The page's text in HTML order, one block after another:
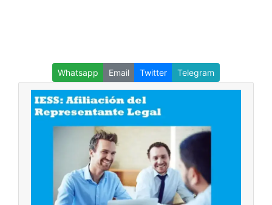
Whatsapp Email Twitter Telegram